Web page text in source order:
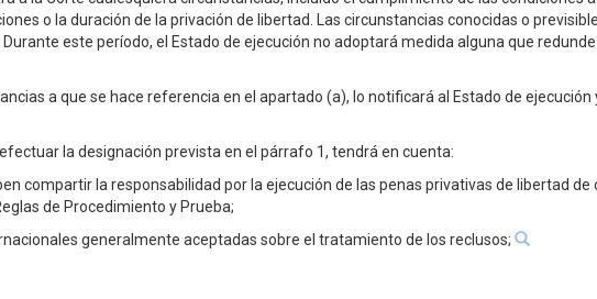
o la duración de la privación de libertad. Las circunstancias conocidas o
este período, el Estado de ejecución no adoptará medida alguna que
a que se hace referencia en el apartado (a), lo notificará al Estado de
la designación prevista en el párrafo 1, tendrá en cuenta:
compartir la responsabilidad por la ejecución de las penas privativas de libertad
de Procedimiento y Prueba;
generalmente aceptadas sobre el tratamiento de los reclusos;